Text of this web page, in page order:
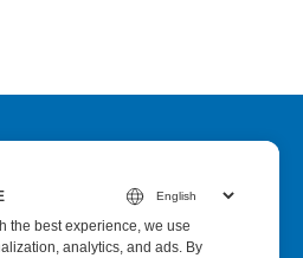
the best experience, we use
analytics, and ads. By